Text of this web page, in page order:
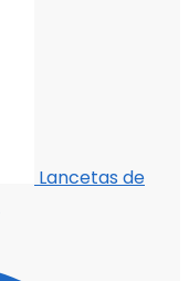
Lancetas de